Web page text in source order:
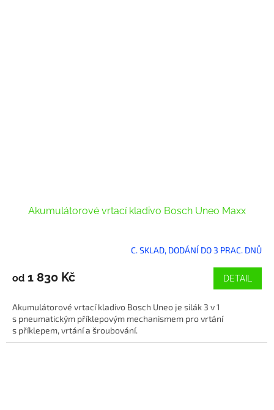
Akumulátorové vrtací kladivo Bosch Uneo Maxx
C. SKLAD, DODÁNÍ DO 3 PRAC. DNŮ
od 1 830 Kč DETAIL
Akumulátorové vrtací kladivo Bosch Uneo je silák 3 v 1
s pneumatickým příklepovým mechanismem pro vrtání
s příklepem, vrtání a šroubování.